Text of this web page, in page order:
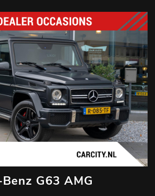
G63 AMG